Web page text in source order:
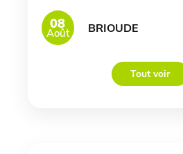
08
Août BRIOUDE
Tout voir